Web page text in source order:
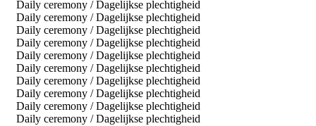
Daily ceremony / Dagelijkse plechtigheid
Daily ceremony / Dagelijkse plechtigheid
Daily ceremony / Dagelijkse plechtigheid
Daily ceremony / Dagelijkse plechtigheid
Daily ceremony / Dagelijkse plechtigheid
Daily ceremony / Dagelijkse plechtigheid
Daily ceremony / Dagelijkse plechtigheid
Daily ceremony / Dagelijkse plechtigheid
Daily ceremony / Dagelijkse plechtigheid
Daily ceremony / Dagelijkse plechtigheid